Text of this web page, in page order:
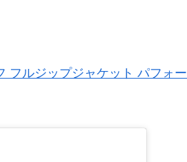
フルジップジャケット パフォ